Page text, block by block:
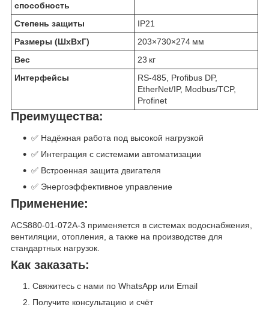
способность
Степень защиты
IP21
Размеры (ШхВхГ)
203×730×274 мм
Вес
23 кг
Интерфейсы
RS-485, Profibus DP,
EtherNet/IP, Modbus/TCP,
Profinet
Преимущества:
✅ Надёжная работа под высокой нагрузкой
✅ Интеграция с системами автоматизации
✅ Встроенная защита двигателя
✅ Энергоэффективное управление
Применение:
ACS880-01-072A-3 применяется в системах водоснабжения,
вентиляции, отопления, а также на производстве для
стандартных нагрузок.
Как заказать:
Свяжитесь с нами по WhatsApp или Email
Получите консультацию и счёт